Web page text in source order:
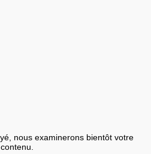
nous examinerons bientôt votre
contenu.